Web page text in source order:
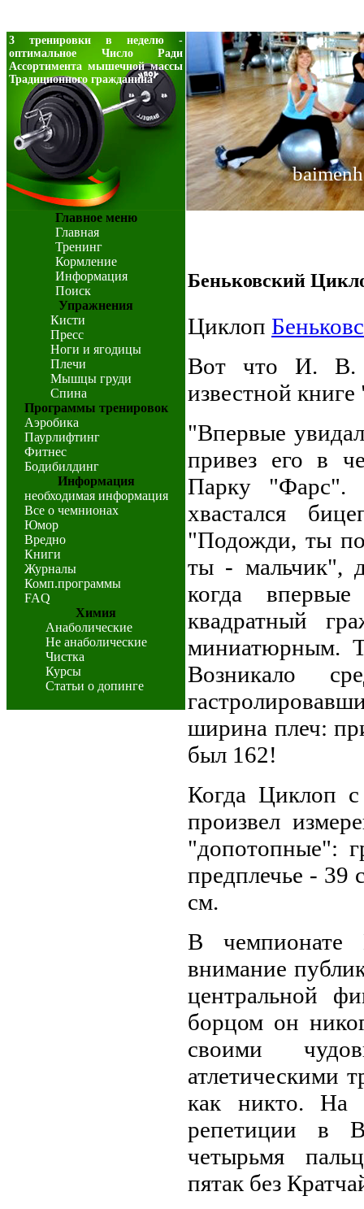
3 тренировки в неделю -
оптимальное Число Ради
Ассортимента мышечной массы
Традиционного гражданина
Главное меню
Главная
Тренинг
Кормление
Информация
Поиск
Упражнения
Кисти
Пресс
Ноги и ягодицы
Плечи
Мышцы груди
Спина
Программы тренировок
Аэробика
Паурлифтинг
Фитнес
Бодибилдинг
Информация
необходимая информация
Все о чемнионах
Юмор
Вредно
Книги
Журналы
Комп.программы
FAQ
Химия
Анаболические
Не анаболические
Чистка
Курсы
Статьи о допинге
Беньковский
Циклоп
Вот что И. В.
известной книге
"Впервые
привез его в
Парку
хвастался
"Подожди, ты
ты - мальчик",
когда
квадратный
миниатюрным.
Возникало
ширина плеч:
был 162!
Когда Циклоп с
произвел
"допотопные":
предплечье -
см.
В чемпионате
внимание
центральной
борцом он
своими
атлетическими
как никто. На
репетиции в
четырьмя
пятак без